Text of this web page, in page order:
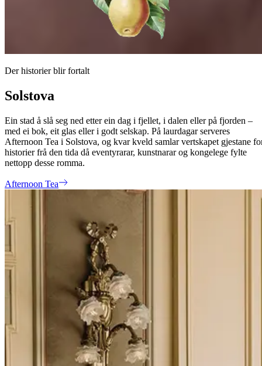
Der historier blir fortalt
Solstova
Ein stad å slå seg ned etter ein dag i fjellet, i dalen eller på fjorden –
med ei bok, eit glas eller i godt selskap. På laurdagar serveres
Afternoon Tea i Solstova, og kvar kveld samlar vertskapet gjestane
historier frå den tida då eventyrarar, kunstnarar og kongelege fylte
nettopp desse romma.
Afternoon Tea